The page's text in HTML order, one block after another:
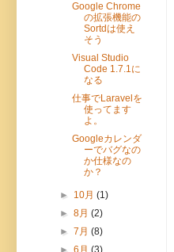
Google Chrome
の拡張機能の
Sortdは使え
そう
Visual Studio
Code 1.7.1に
なる
仕事でLaravelを
使ってます
よ。
Googleカレンダ
ーでバグなの
か仕様なの
か？
► 10月(1)
►8月(2)
►7月(8)
►6月(3)